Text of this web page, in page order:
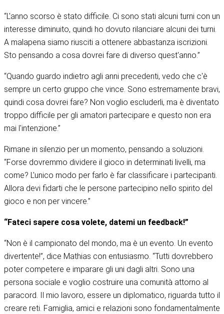
“L'anno scorso è stato difficile. Ci sono stati alcuni turni con un
interesse diminuito, quindi ho dovuto rilanciare alcuni dei turni.
A malapena siamo riusciti a ottenere abbastanza iscrizioni.
Sto pensando a cosa dovrei fare di diverso quest'anno.”
“Quando guardo indietro agli anni precedenti, vedo che c'è
sempre un certo gruppo che vince. Sono estremamente bravi,
quindi cosa dovrei fare? Non voglio escluderli, ma è diventato
troppo difficile per gli amatori partecipare e questo non era
mai l'intenzione.”
Rimane in silenzio per un momento, pensando a soluzioni.
“Forse dovremmo dividere il gioco in determinati livelli, ma
come? L'unico modo per farlo è far classificare i partecipanti.
Allora devi fidarti che le persone partecipino nello spirito del
gioco e non per vincere.”
“Fateci sapere cosa volete, datemi un feedback!”
“Non è il campionato del mondo, ma è un evento. Un evento
divertente!”, dice Mathias con entusiasmo. “Tutti dovrebbero
poter competere e imparare gli uni dagli altri. Sono una
persona sociale e voglio costruire una comunità attorno al
paracord. Il mio lavoro, essere un diplomatico, riguarda tutto il
creare reti. Famiglia, amici e relazioni sono fondamentalmente